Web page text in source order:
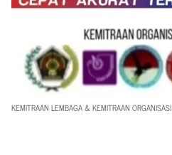
KEMITRAAN LEMBAGA & KEMITRAAN ORGANISASI